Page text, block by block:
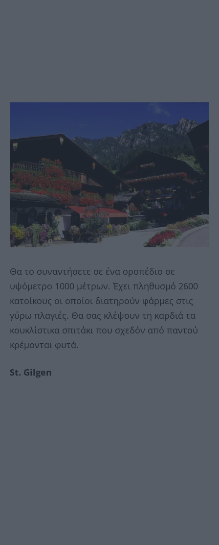
Θα το συναντήσετε σε ένα οροπέδιο σε
υψόμετρο 1000 μέτρων. Έχει πληθυσμό 2600
κατοίκους οι οποίοι διατηρούν φάρμες στις
γύρω πλαγιές. Θα σας κλέψουν τη καρδιά τα
κουκλίστικα σπιτάκι που σχεδόν από παντού
κρέμονται φυτά.
St. Gilgen